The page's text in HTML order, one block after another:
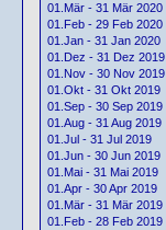
01.Mär - 31 Mär 2020
01.Feb - 29 Feb 2020
01.Jan - 31 Jan 2020
01.Dez - 31 Dez 2019
01.Nov - 30 Nov 2019
01.Okt - 31 Okt 2019
01.Sep - 30 Sep 2019
01.Aug - 31 Aug 2019
01.Jul - 31 Jul 2019
01.Jun - 30 Jun 2019
01.Mai - 31 Mai 2019
01.Apr - 30 Apr 2019
01.Mär - 31 Mär 2019
01.Feb - 28 Feb 2019